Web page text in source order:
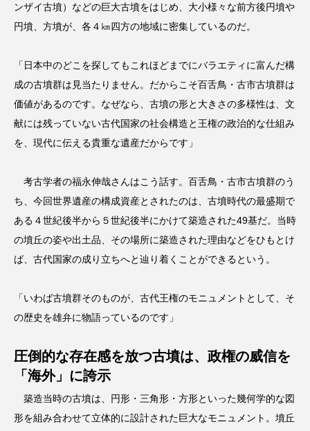
ンザイ古墳）などの巨大古墳をはじめ、大小様々な前方後円墳や
円墳、方墳が、各４㎞四方の地域に密集しているのだ。
「日本中のどこを探してもこれほどまでにバラエティに富んだ構
成の古墳群は見当たりません。だからこそ百舌鳥・古市古墳群は
価値があるのです。なぜなら、古墳の形と大きさの多様性は、文
献には残っていない古代国家の社会構造と王権の政治的な仕組み
を、現代に伝える貴重な遺産だからです」
考古学者の福永伸哉さんはこう話す。百舌鳥・古市古墳群のう
ち、今回世界遺産の構成資産とされたのは、古墳時代の最盛期で
ある４世紀後半から５世紀後半にかけて築造された49基だ。当時
の墳丘の姿や出土品、その場所に築造された理由などをひもとけ
ば、古代国家の成り立ちへと辿り着くことができるという。
「いわば古墳群そのものが、古代王権のモニュメントとして、そ
の歴史を雄弁に物語っているのです」
圧倒的な存在感を放つ古墳は、政権の威信を
「海外」に誇示
築造当時の古墳は、円形・三角形・方形といった幾何学的な図
形を組み合わせて立体的に設計された巨大なモニュメント。墳丘